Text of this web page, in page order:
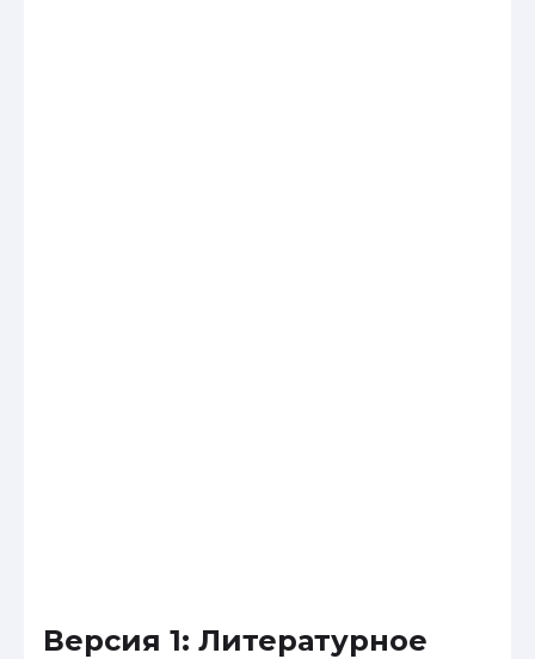
Версия 1: Литературное